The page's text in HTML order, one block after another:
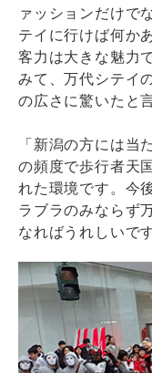
ァッションだけで
テイに行けば何か
客力は大きな魅力
みて、万代シテイ
の広さに驚いたと
「新潟の方には当
の頻度で歩行者天
れた環境です。今
ラブラのみならず
なればうれしいで